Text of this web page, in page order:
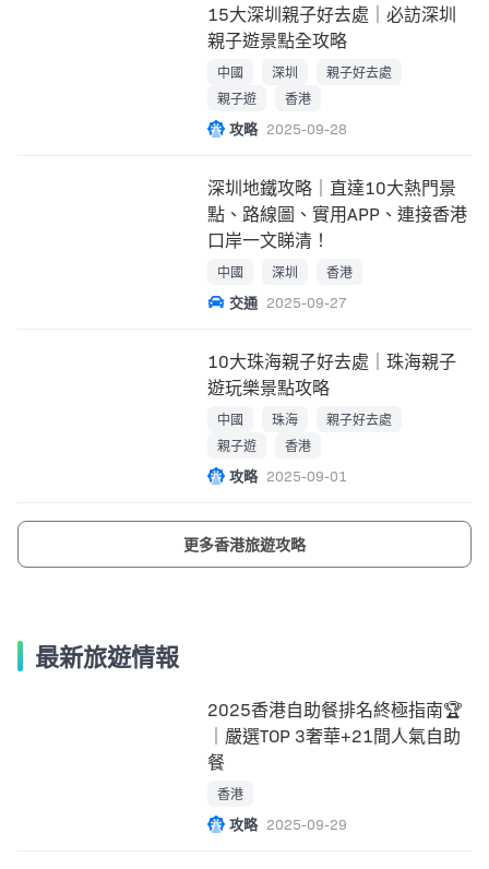
15大深圳親子好去處｜必訪深圳
親子遊景點全攻略
中國 深圳
親子好去處
親子遊
香港
攻略 2025-09-28
深圳地鐵攻略｜直達10大熱門景
點、路線圖、實用APP、連接香港
口岸一文睇清！
中國 深圳 香港
交通 2025-09-27
10大珠海親子好去處｜珠海親子
遊玩樂景點攻略
中國 珠海
親子好去處
親子遊
香港
攻略 2025-09-01
更多香港旅遊攻略
最新旅遊情報
2025香港自助餐排名終極指南🏆
｜嚴選TOP 3奢華+21間人氣自助
餐
香港
攻略 2025-09-29